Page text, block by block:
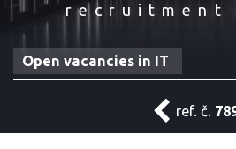
recruitment
Open vacancies in IT
ref. č.